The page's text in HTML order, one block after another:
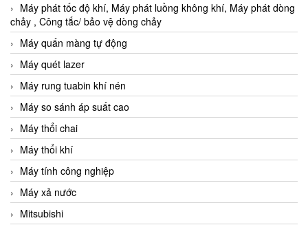
Máy phát tốc độ khí, Máy phát luồng không khí, Máy phát dòng
chảy , Công tắc/ bảo vệ dòng chảy
Máy quấn màng tự động
Máy quét lazer
Máy rung tuabin khí nén
Máy so sánh áp suất cao
Máy thổi chai
Máy thổi khí
Máy tính công nghiệp
Máy xả nước
Mitsubishi